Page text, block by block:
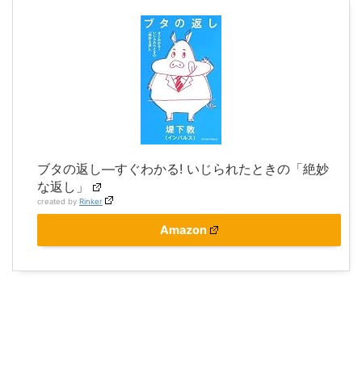
ブタの返し―すぐわかる! いじられたときの「絶妙
な返し」
created by Rinker
Amazon